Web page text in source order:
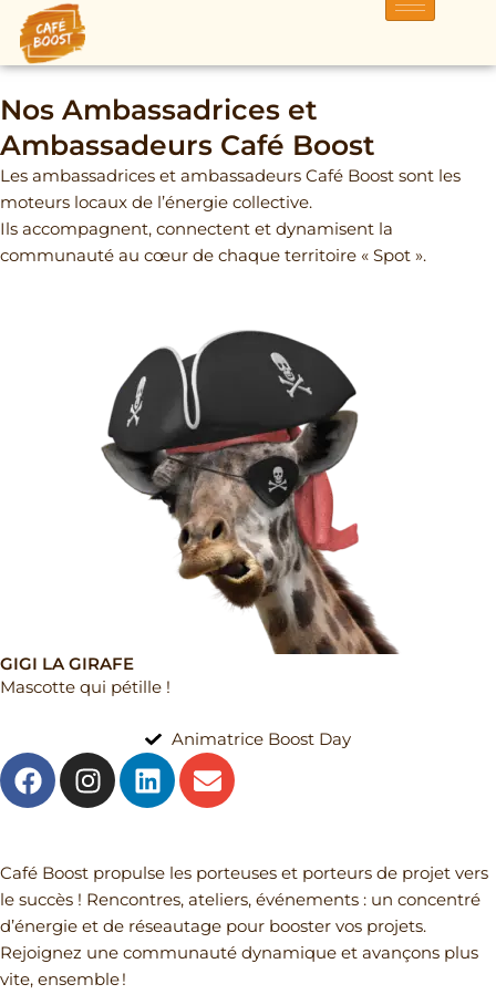
Aller
contenu
Nos Ambassadrices et
Ambassadeurs Café Boost
Les ambassadrices et ambassadeurs Café Boost sont les
moteurs locaux de l’énergie collective.
Ils accompagnent, connectent et dynamisent la
communauté au cœur de chaque territoire « Spot ».
GIGI LA GIRAFE
Mascotte qui pétille !
Animatrice Boost Day
F
a
b
o
o
k
I
n
a
g
r
a
m
L
i
e
d
i
n
E
n
l
o
p
e
Café Boost propulse les porteuses et porteurs de projet vers
le succès ! Rencontres, ateliers, événements : un concentré
d’énergie et de réseautage pour booster vos projets.
Rejoignez une communauté dynamique et avançons plus
vite, ensemble !